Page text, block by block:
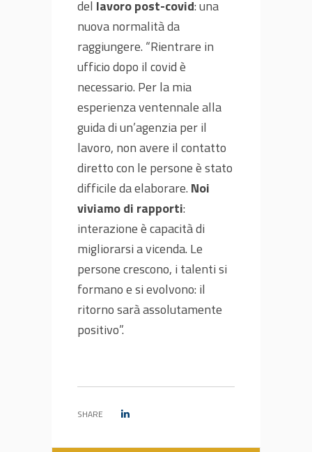
del lavoro post-covid: una
nuova normalità da
raggiungere. “Rientrare in
ufficio dopo il covid è
necessario. Per la mia
esperienza ventennale alla
guida di un’agenzia per il
lavoro, non avere il contatto
diretto con le persone è stato
difficile da elaborare. Noi
viviamo di rapporti:
interazione è capacità di
migliorarsi a vicenda. Le
persone crescono, i talenti si
formano e si evolvono: il
ritorno sarà assolutamente
positivo”.
SHARE